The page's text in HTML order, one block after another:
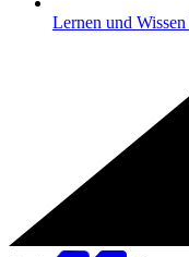
Lernen und Wissen